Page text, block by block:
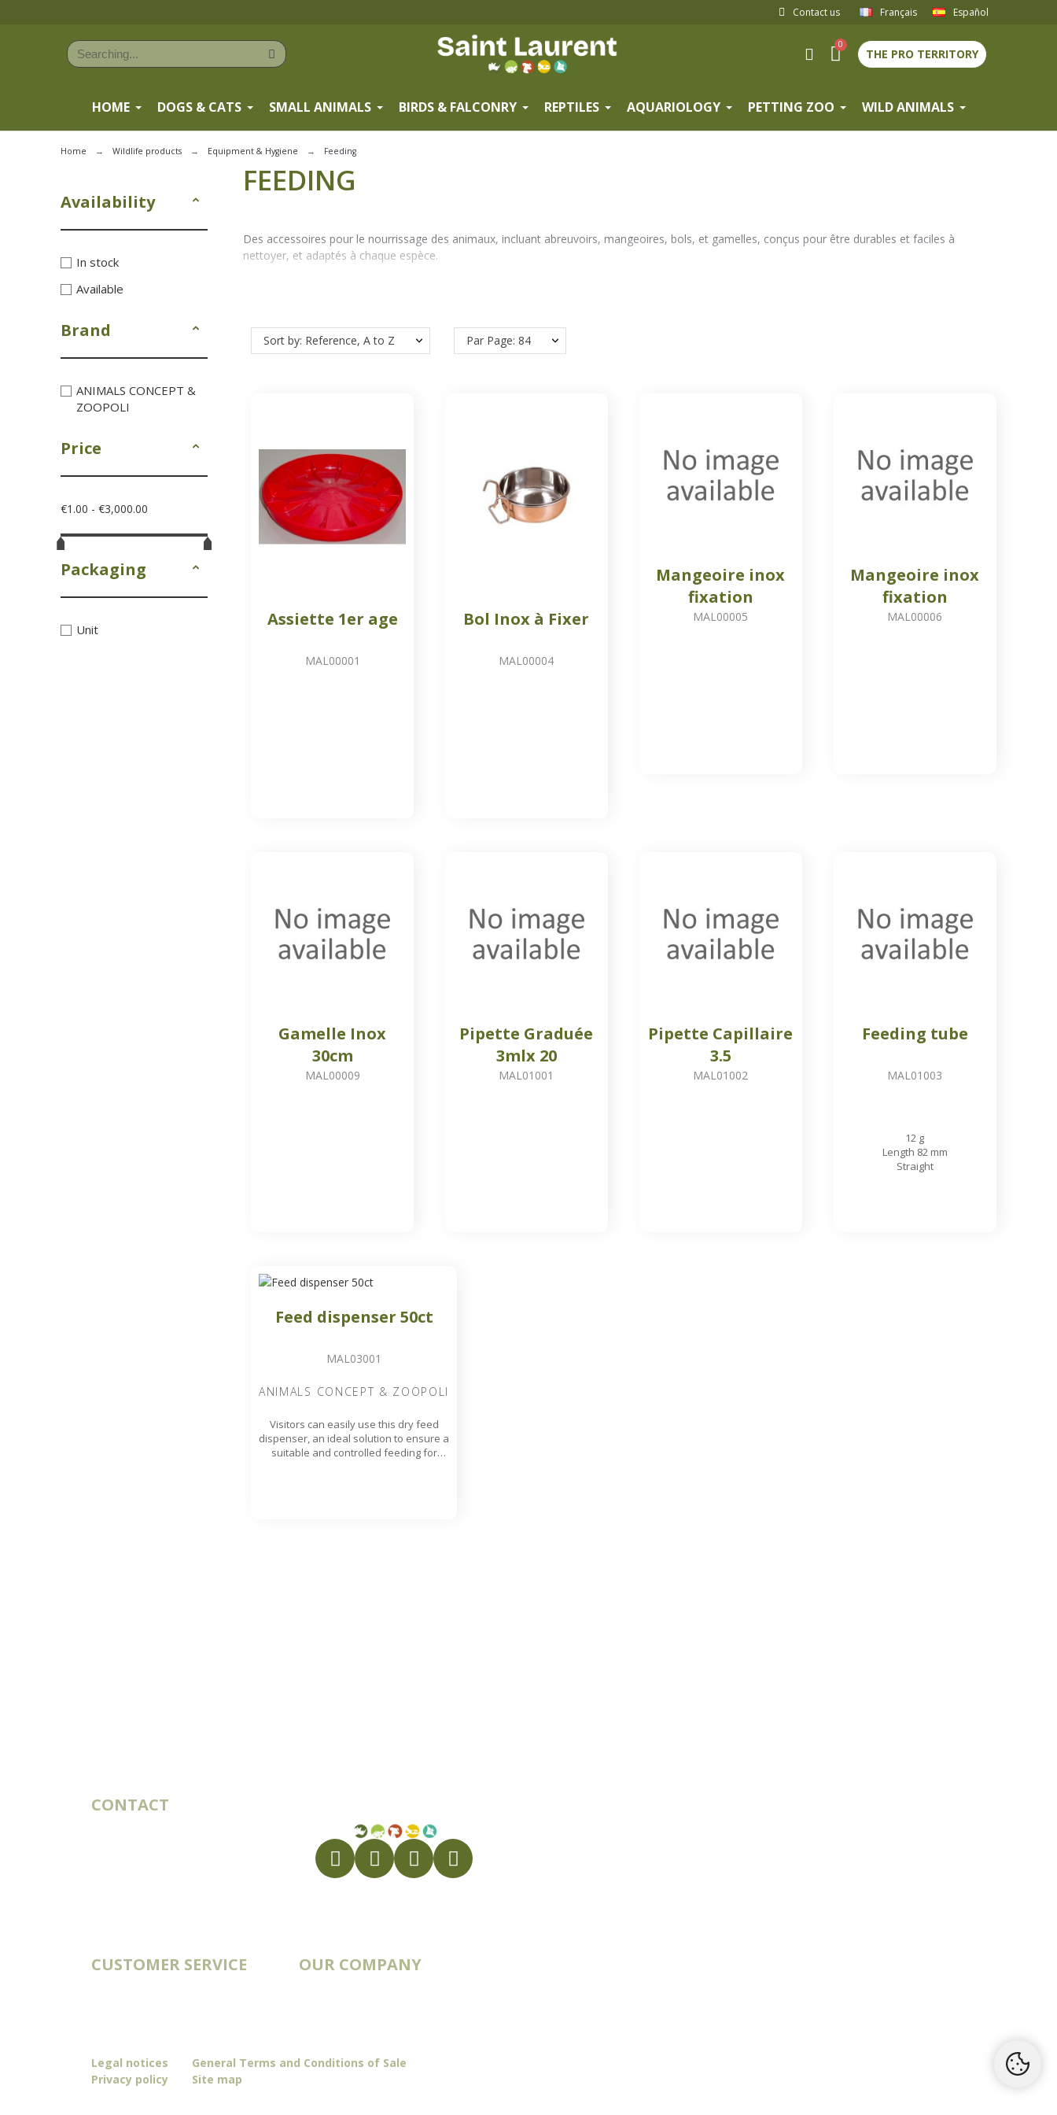
Contact us Français Español
THE PRO TERRITORY
HOME DOGS & CATS SMALL ANIMALS BIRDS & FALCONRY REPTILES AQUARIOLOGY PETTING ZOO WILD ANIMALS
Home Wildlife products Equipment & Hygiene Feeding
Availability
In stock
Available
Brand
ANIMALS CONCEPT &
ZOOPOLI
Price
€1.00 - €3,000.00
Packaging
Unit
FEEDING
Des accessoires pour le nourrissage des animaux, incluant abreuvoirs, mangeoires, bols, et gamelles, conçus pour être durables et faciles à
nettoyer, et adaptés à chaque espèce.
Sort by: Reference, A to Z Par Page: 84
Assiette 1er age
MAL00001
Bol Inox à Fixer
MAL00004
Mangeoire inox
fixation
MAL00005
Mangeoire inox
fixation
MAL00006
Gamelle Inox
30cm
MAL00009
Pipette Graduée
3mlx 20
MAL01001
Pipette Capillaire
3.5
MAL01002
Feeding tube
MAL01003
12 g
Length 82 mm
Straight
Feed dispenser 50ct
MAL03001
ANIMALS CONCEPT & ZOOPOLI
Visitors can easily use this dry feed
dispenser, an ideal solution to ensure a
suitable and controlled feeding for
CONTACT
CUSTOMER SERVICE OUR COMPANY
Legal notices
General Terms and Conditions of Sale
Privacy policy
Site map